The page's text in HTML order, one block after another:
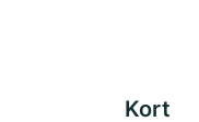
Kort